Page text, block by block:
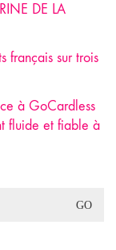
DE LA
français sur trois
à GoCardless
fluide et fiable à